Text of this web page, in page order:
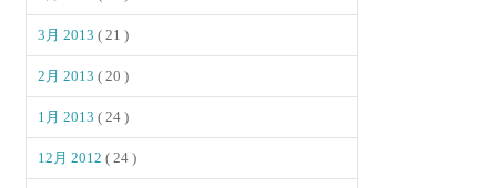
3月 2013( 21 )
2月 2013( 20 )
1月 2013( 24 )
12月 2012( 24 )